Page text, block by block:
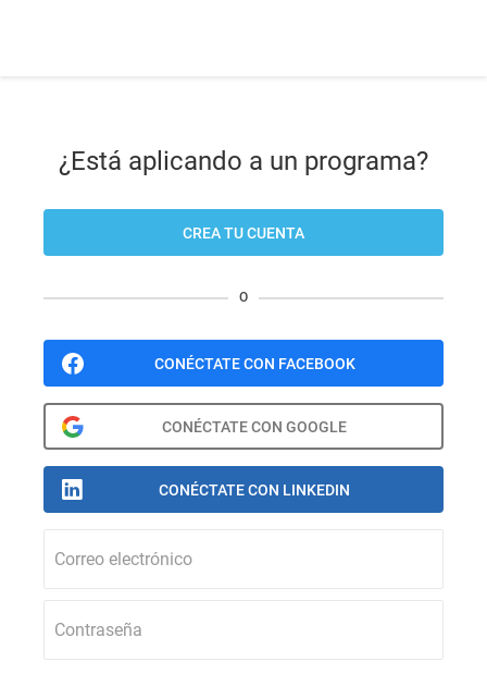
¿Está aplicando a un programa?
CREA TU CUENTA
O
Correo electrónico
Contraseña